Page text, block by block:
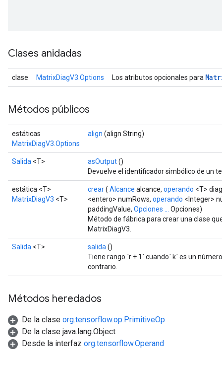
Clases anidadas
clase MatrixDiagV3.Options Los atributos opcionales para
Métodos públicos
estáticas
MatrixDiagV3.Options
align (align String)
Salida <T> asOutput()
Devuelve el identificador simbólico de un
estática <T>
MatrixDiagV3 <T>
crear( Alcance alcance, operando <T>
<entero> numRows, operando <Integer>
paddingValue, Opciones ...
Opciones)
Método de fábrica para crear una clase
MatrixDiagV3.
Salida <T> salida ()
Tiene rango `r + 1` cuando` k` es un
contrario.
Métodos heredados
De la clase org.tensorflow.op.PrimitiveOp
De la clase java.lang.Object
Desde la interfaz org.tensorflow.Operand